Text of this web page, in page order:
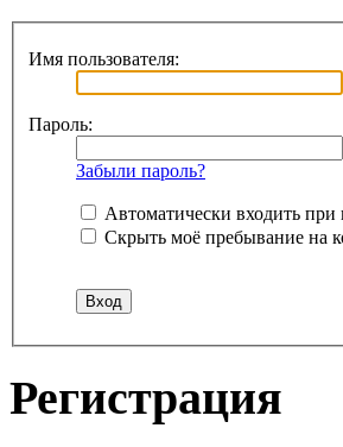
Имя пользователя:
Пароль:
Забыли пароль?
Автоматически входить
Скрыть моё пребывание на
Регистрация